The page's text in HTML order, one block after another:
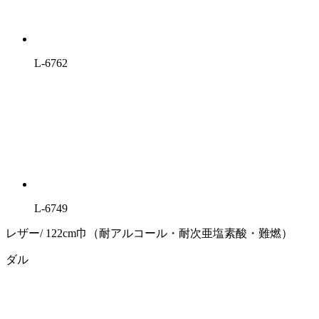
L-6762
L-6749
レザー/ 122cm巾（耐アルコール・耐次亜塩素酸・難燃）
ダル